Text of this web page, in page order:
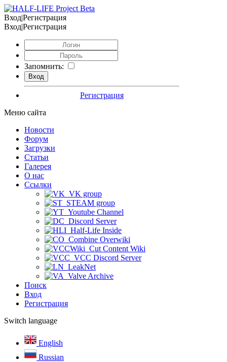
Вход|Регистрация
Вход|Регистрация
Запомнить:
Регистрация
Меню сайта
Новости
Форум
Загрузки
Статьи
Галерея
О нас
Ссылки
VK group
STEAM group
Youtube Channel
Discord Server
Half-Life Inside
Combine Overwiki
Cut Content Wiki
VCC Discord Server
LeakNet
Valve Archive
Поиск
Вход
Регистрация
Switch language
English
Russian